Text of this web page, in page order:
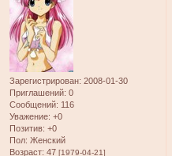
Зарегистрирован: 2008-01-30
Приглашений: 0
Сообщений: 116
Уважение: +0
Позитив: +0
Пол: Женский
Возраст: 47 [1979-04-21]